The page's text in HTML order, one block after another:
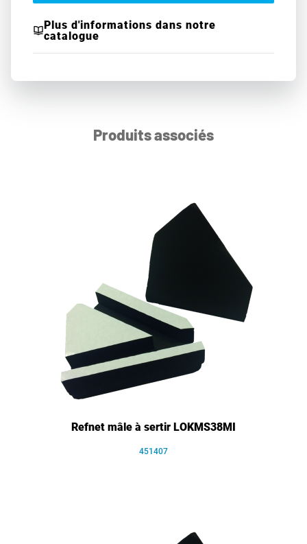
Plus d'informations dans notre
catalogue
Produits associés
Refnet mâle à sertir LOKMS38MI
451407